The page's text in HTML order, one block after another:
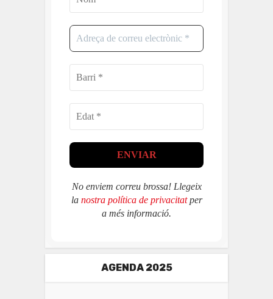
No enviem correu brossa! Llegeix
la nostra política de privacitatper
a més informació.
AGENDA 2025